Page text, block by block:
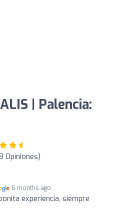
| Palencia:
Opiniones)
6 months ago
experiencia, siempre